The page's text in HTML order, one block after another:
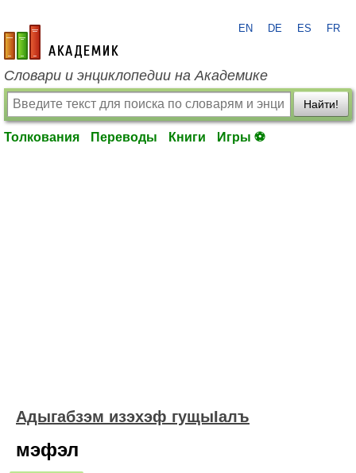
academic.ru
EN DE ES FR
Словари и энциклопедии на Академике
Найти!
Толкования Переводы Книги Игры ⚽
Адыгабзэм изэхэф гущыIалъ
мэфэл